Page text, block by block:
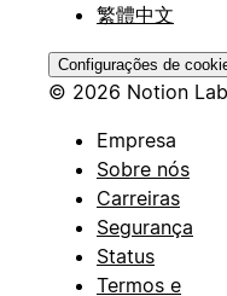
繁體中文
Configurações de
© 2026 Notion
Empresa
Sobre nós
Carreiras
Segurança
Status
Termos e